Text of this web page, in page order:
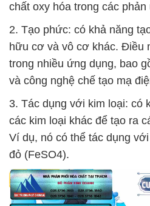
chất oxy hóa trong các
2. Tạo phức: có khả năng
hữu cơ và vô cơ khác. Điều
trong nhiều ứng dụng, bao
và công nghệ chế tạo mạ
3. Tác dụng với kim loại: có
các kim loại khác để tạo ra
Ví dụ, nó có thể tác dụng
đỏ (FeSO4).